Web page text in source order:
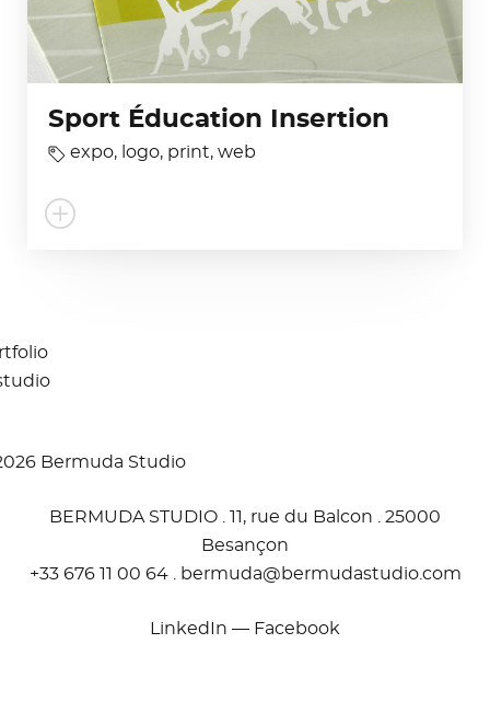
Sport Éducation Insertion
expo, logo, print,web
Bermuda Studio
BERMUDA STUDIO . 11, rue du Balcon . 25000
Besançon
+33 676 11 00 64 .
moc.oidutsadumreb@adumreb
LinkedIn — Facebook